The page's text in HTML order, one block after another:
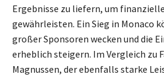
Ergebnisse zu liefern, um
gewährleisten. Ein Sieg in Monaco
großer Sponsoren wecken und die
erheblich steigern. Im Vergleich zu
Magnussen, der ebenfalls starke